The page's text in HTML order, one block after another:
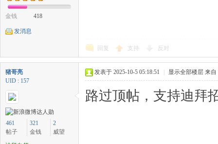
金钱 418
发消息
回复 支持 反对
猪哥亮
UID : 157
461
帖子
321
金钱
2
威望
发表于 2025-10-5 05:18:51 显示全部楼层 来自
路过顶帖，支持迪拜